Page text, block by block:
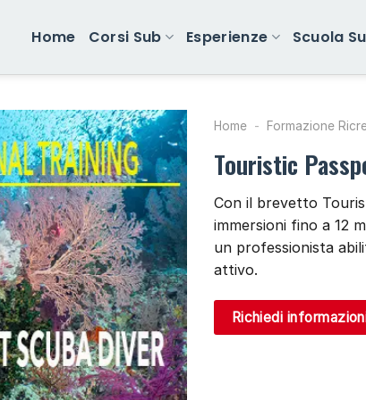
Home Corsi Sub Esperienze Scuola
Home - Formazione
Touristic
Con il brevetto
immersioni fino a 12
un professionista
attivo.
Richiedi